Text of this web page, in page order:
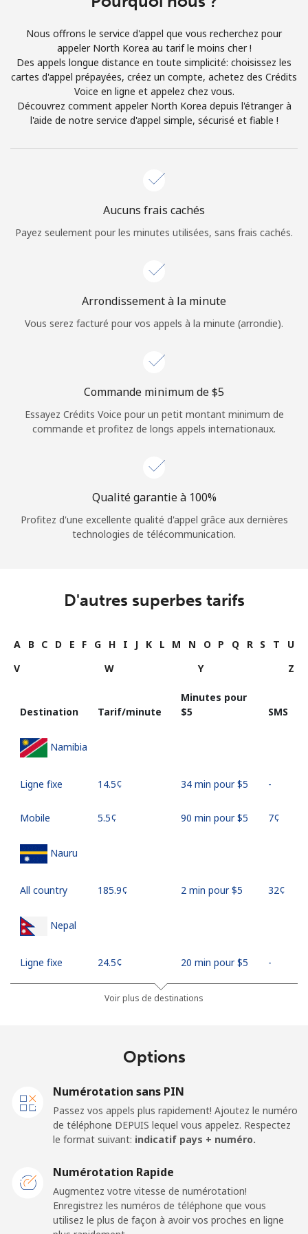
Conditions générales.
S'inscrire
Bonjour!
Continue avec
Nous offrons le service d'appel que vous recherchez pour
appeler North Korea au tarif le moins cher !
Des appels longue distance en toute simplicité: choisissez les
cartes d'appel prépayées, créez un compte, achetez des Crédits
Voice en ligne et appelez chez vous.
Découvrez comment appeler North Korea depuis l'étranger à
l'aide de notre service d'appel simple, sécurisé et fiable !
Aucuns frais cachés
Payez seulement pour les minutes utilisées, sans frais cachés.
Arrondissement à la minute
Vous serez facturé pour vos appels à la minute (arrondie).
Commande minimum de ⁦$5⁩
Essayez Crédits Voice pour un petit montant minimum de
commande et profitez de longs appels internationaux.
Qualité garantie à 100%
Profitez d'une excellente qualité d'appel grâce aux dernières
technologies de télécommunication.
D'autres superbes tarifs
A B C D E F G H I J K L M N O P Q R S T
U
V
W Y Z
Destination Tarif/minute
Minutes pour
⁦$5⁩
SMS
Namibia
Ligne fixe ⁦14.5¢⁩ 34 min pour ⁦$5⁩ -
Mobile ⁦5.5¢⁩ 90 min pour ⁦$5⁩ ⁦7¢⁩
Nauru
All country ⁦185.9¢⁩ 2 min pour ⁦$5⁩ ⁦32¢⁩
Nepal
Ligne fixe ⁦24.5¢⁩ 20 min pour ⁦$5⁩ -
⁦26.9¢⁩ 18 min pour ⁦$5⁩
⁦22.5¢⁩ 22 min pour ⁦$5⁩ ⁦13¢⁩
Ligne fixe ⁦45.5¢⁩ 10 min pour ⁦$5⁩
⁦48.9¢⁩ 10 min pour ⁦$5⁩ ⁦11¢⁩
Voir plus de destinations
Options
Numérotation sans PIN
Passez vos appels plus rapidement! Ajoutez le numéro
de téléphone DEPUIS lequel vous appelez. Respectez
le format suivant: indicatif pays + numéro.
Numérotation Rapide
Augmentez votre vitesse de numérotation!
Enregistrez les numéros de téléphone que vous
utilisez le plus de façon à avoir vos proches en ligne